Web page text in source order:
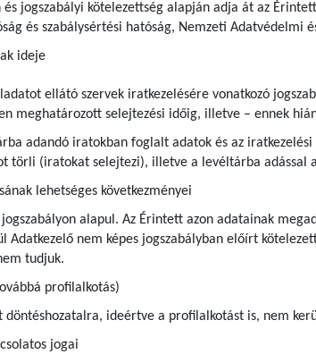
és jogszabályi kötelezettség alapján adja át az
és szabálysértési hatóság, Nemzeti Adatvédelmi
ideje
ellátó szervek iratkezelésére vonatkozó
meghatározott selejtezési időig, illetve – ennek
adandó iratokban foglalt adatok és az
törli (iratokat selejtezi), illetve a levéltárba adással
lehetséges következményei
alapul. Az Érintett azon adatainak
Adatkezelő nem képes jogszabályban előírt
tudjuk.
profilalkotás)
döntéshozatalra, ideértve a profilalkotást is, nem
jogai